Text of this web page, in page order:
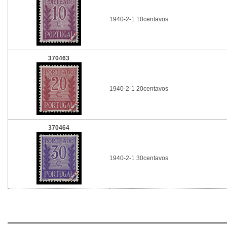
1940-2-1 10centavos
370463
1940-2-1 20centavos
370464
1940-2-1 30centavos